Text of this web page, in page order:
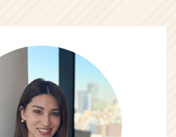
e
r
r）